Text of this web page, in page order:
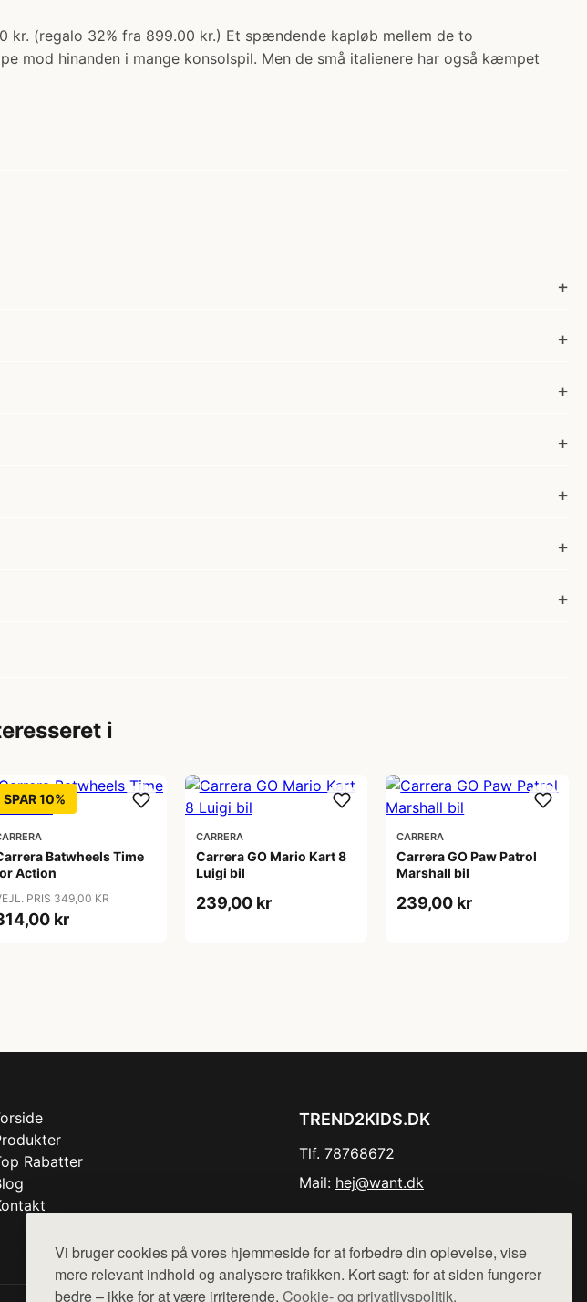
Vi bruger cookies på vores hjemmeside for at forbedre din oplevelse, vise
mere relevant indhold og analysere trafikken. Kort sagt: for at siden fungerer
bedre – ikke for at være irriterende. Cookie- og privatlivspolitik.
kr. (regalo 32% fra 899.00 kr.) Et spændende kapløb mellem de to
mod hinanden i mange konsolspil. Men de små italienere har også kæmpet
i
SPAR 10%
Batwheels Time
Action
PRIS 349,00 KR
kr
CARRERA
Carrera GO Mario Kart 8
Luigi bil
239,00 kr
CARRERA
Carrera GO Paw Patrol
Marshall bil
239,00 kr
Rabatter
TREND2KIDS.DK
Tlf. 78768672
Mail: hej@want.dk